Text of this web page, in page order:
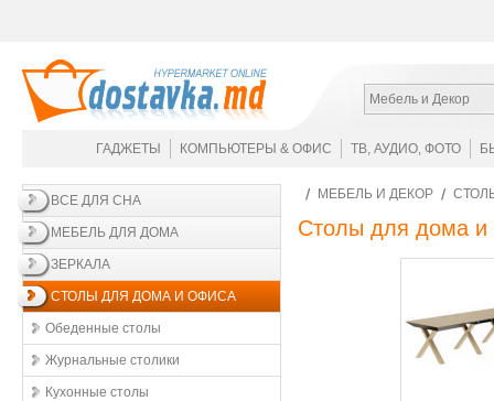
Мебель и Декор
ГАДЖЕТЫ КОМПЬЮТЕРЫ & ОФИС ТВ, АУДИО, ФОТО
ВСЕ ДЛЯ СНА
МЕБЕЛЬ ДЛЯ ДОМА
ЗЕРКАЛА
СТОЛЫ ДЛЯ ДОМА И ОФИСА
Обеденные столы
Журнальные столики
Кухонные столы
МЕБЕЛЬ И ДЕКОР
Столы для дома и